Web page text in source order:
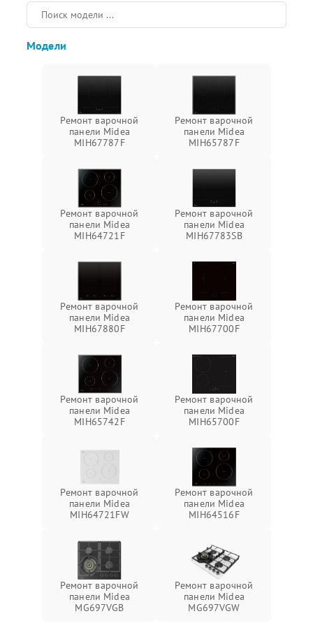
Модели
Ремонт варочной
панели Midea
MIH67787F
Ремонт варочной
панели Midea
MIH65787F
Ремонт варочной
панели Midea
MIH64721F
Ремонт варочной
панели Midea
MIH67783SB
Ремонт варочной
панели Midea
MIH67880F
Ремонт варочной
панели Midea
MIH67700F
Ремонт варочной
панели Midea
MIH65742F
Ремонт варочной
панели Midea
MIH65700F
Ремонт варочной
панели Midea
MIH64721FW
Ремонт варочной
панели Midea
MIH64516F
Ремонт варочной
панели Midea
MG697VGB
Ремонт варочной
панели Midea
MG697VGW